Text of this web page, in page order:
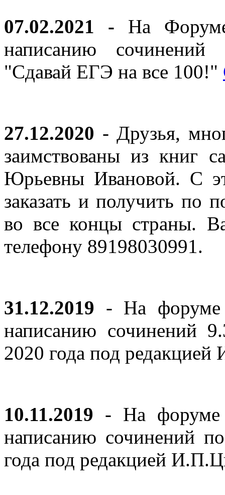
07.02.2021 - На
написанию
"Сдавай ЕГЭ на все 100!"
27.12.2020 - Друзья,
заимствованы из книг
Юрьевны Ивановой. С
заказать и получить по
во все концы страны.
телефону 89198030991.
31.12.2019 - На форуме
написанию сочинений
2020 года под
10.11.2019 - На форуме
написанию сочинений
года под редакцией